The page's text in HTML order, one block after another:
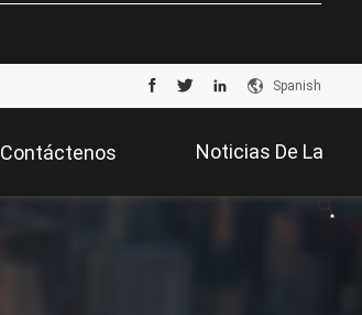
Spanish
Contáctenos Noticias De La